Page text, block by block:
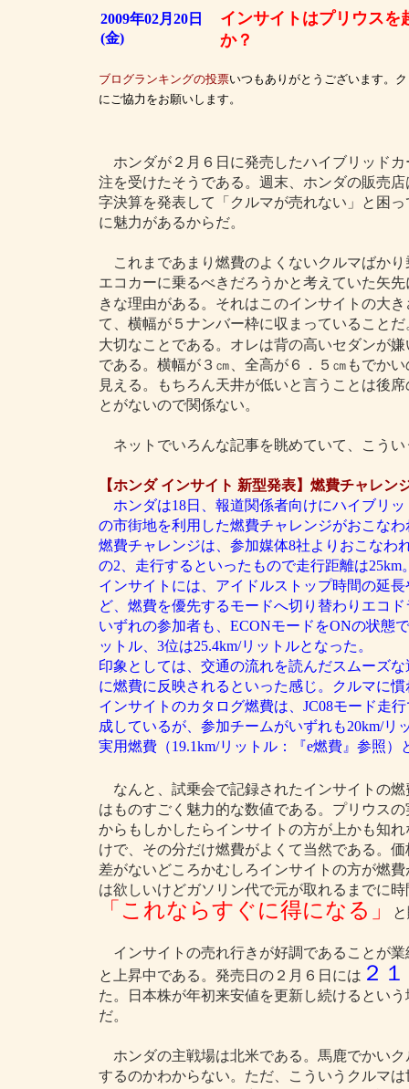
2009年02月20日
(金)
インサイトはプリウスを
か？
ブログランキングの投票いつもありがとうございます。
にご協力をお願いします。
ホンダが２月６日に発売したハイブリッドカ
注を受けたそうである。週末、ホンダの販売
字決算を発表して「クルマが売れない」と困
に魅力があるからだ。
これまであまり燃費のよくないクルマばか
エコカーに乗るべきだろうかと考えていた矢
きな理由がある。それはこのインサイトの大
て、横幅が５ナンバー枠に収まっていること
大切なことである。オレは背の高いセダンが
である。横幅が３㎝、全高が６．５㎝もでか
見える。もちろん天井が低いと言うことは後
とがないので関係ない。
ネットでいろんな記事を眺めていて、こう
【ホンダ インサイト 新型発表】燃費チャレン
ホンダは18日、報道関係者向けにハイブリ
の市街地を利用した燃費チャレンジがおこなわ
燃費チャレンジは、参加媒体8社よりおこなわ
の2、走行するといったもので走行距離は25km
インサイトには、アイドルストップ時間の延
ど、燃費を優先するモードへ切り替わりエコ
いずれの参加者も、ECONモードをONの状態
ットル、3位は25.4km/リットルとなった。
印象としては、交通の流れを読んだスムーズ
に燃費に反映されるといった感じ。クルマに
インサイトのカタログ燃費は、JC08モード走
成しているが、参加チームがいずれも20km/
実用燃費（19.1km/リットル：『e燃費』参照
なんと、試乗会で記録されたインサイトの燃
はものすごく魅力的な数値である。プリウス
からもしかしたらインサイトの方が上かも知
けで、その分だけ燃費がよくて当然である。
差がないどころかむしろインサイトの方が燃
は欲しいけどガソリン代で元が取れるまでに
「これならすぐに得になる」
インサイトの売れ行きが好調であることが
と上昇中である。発売日の２月６日には ２
た。日本株が年初来安値を更新し続けるとい
だ。
ホンダの主戦場は北米である。馬鹿でかい
するのかわからない。ただ、こういうクルマ